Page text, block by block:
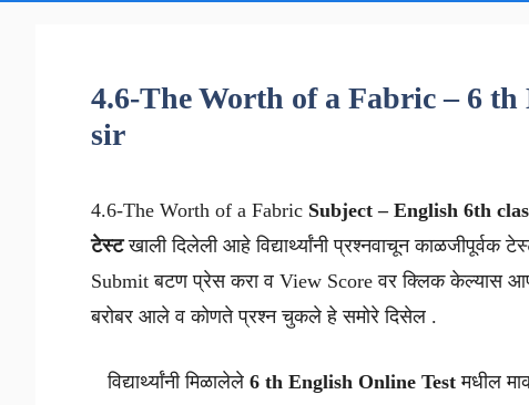
4.6-The Worth of a Fabric – 6 th
sir
4.6-The Worth of a Fabric Subject – English 6th
टेस्टखाली दिलेली आहे विद्यार्थ्यांनी प्रश्नवाचून काळजीपूर्वक
Submit बटण प्रेस करा व View Score वर क्लिक केल्यास
बरोबर आले व कोणते प्रश्न चुकले हे समोरे दिसेल .
विद्यार्थ्यांनी मिळालेले 6 th English Online Test मधील